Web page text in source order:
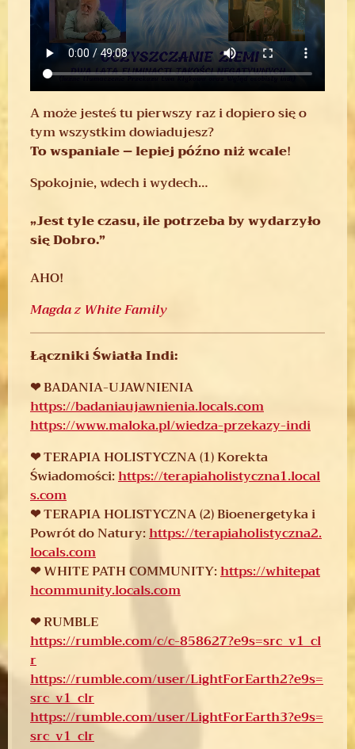
A może jesteś tu pierwszy raz i dopiero się o
tym wszystkim dowiadujesz?
To wspaniale – lepiej późno niż wcale!
Spokojnie, wdech i wydech…
„Jest tyle czasu, ile potrzeba by wydarzyło
się Dobro.”
AHO!
Magda z White Family
Łączniki Światła Indi:
❤ BADANIA-UJAWNIENIA
https://badaniaujawnienia.locals.com
https://www.maloka.pl/wiedza-przekazy-indi​
❤ TERAPIA HOLISTYCZNA (1) Korekta
Świadomości:https://terapiaholistyczna1.local
s.com
❤ TERAPIA HOLISTYCZNA (2) Bioenergetyka i
Powrót do Natury:https://terapiaholistyczna2.
locals.com​
❤ WHITE PATH COMMUNITY:https://whitepat
hcommunity.locals.com
❤ RUMBLE
https://rumble.com/c/c-858627?e9s=src_v1_cl
r
https://rumble.com/user/LightForEarth2?e9s=
src_v1_clr
https://rumble.com/user/LightForEarth3?e9s=
src_v1_clr